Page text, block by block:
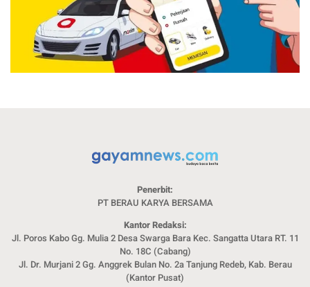
Penerbit:
PT BERAU KARYA BERSAMA
Kantor Redaksi:
Jl. Poros Kabo Gg. Mulia 2 Desa Swarga Bara Kec. Sangatta Utara RT. 11
No. 18C (Cabang)
Jl. Dr. Murjani 2 Gg. Anggrek Bulan No. 2a Tanjung Redeb, Kab. Berau
(Kantor Pusat)